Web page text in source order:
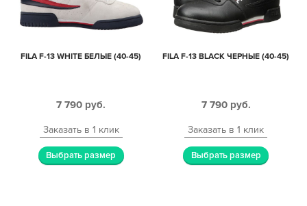
FILA F-13 WHITE БЕЛЫЕ (40-45)
7 790 руб.
Заказать в 1 клик
Выбрать размер
FILA F-13 BLACK ЧЕРНЫЕ (40-45)
7 790 руб.
Заказать в 1 клик
Выбрать размер